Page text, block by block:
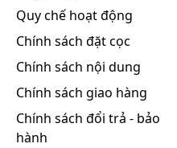
Quy chế hoạt động
Chính sách đặt cọc
Chính sách nội dung
Chính sách giao hàng
Chính sách đổi trả - bảo
hành